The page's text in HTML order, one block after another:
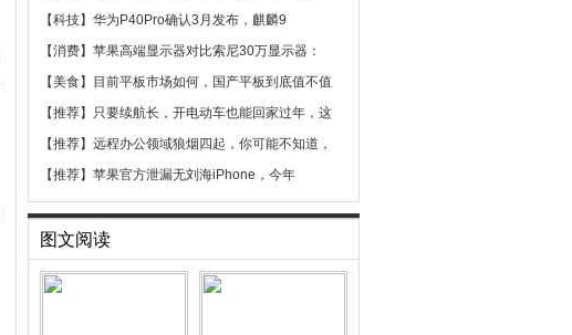
【科技】 华为P40Pro确认3月发布，麒麟9
【消费】 苹果高端显示器对比索尼30万显示器：
【美食】
目前平板市场如何，国产平板到底值不值
【推荐】 只要续航长，开电动车也能回家过年，这
【推荐】 远程办公领域狼烟四起，你可能不知道，
【推荐】 苹果官方泄漏无刘海iPhone，今年
图文阅读